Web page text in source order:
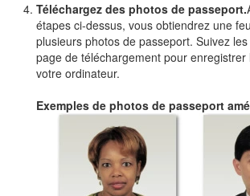
Téléchargez des photos de passeport.
étapes ci-dessus, vous obtiendrez une
plusieurs photos de passeport. Suivez
page de téléchargement pour enregistrer
votre ordinateur.
Exemples de photos de passeport